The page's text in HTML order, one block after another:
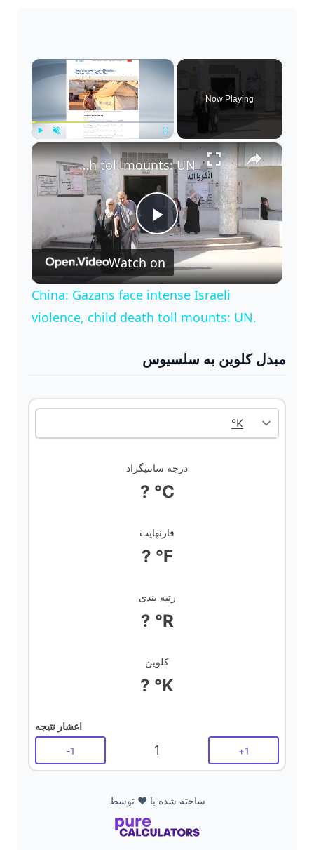
×
Now Playing
×
P
l
a
y
V
i
d
e
China: Gazans face intense Israeli violence, child death toll mounts: UN.
Watch on
China: Gazans face intense Israeli
violence, child death toll mounts: UN.
مبدل کلوین به سلسیوس
درجه سانتیگراد
? °C
فارنهایت
? °F
رتبه بندی
? °R
کلوین
? °K
اعشار نتیجه
-1 1 +1
ساخته شده با ❤️ توسط